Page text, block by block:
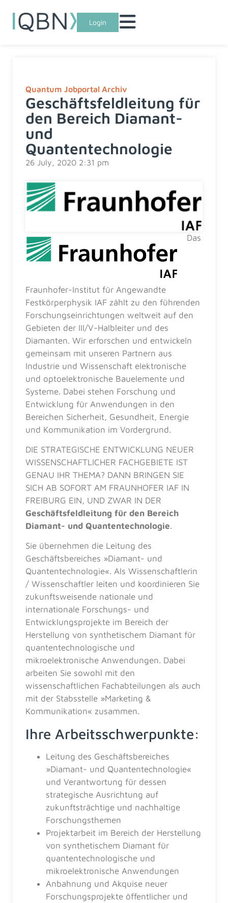
Login
Quantum Jobportal Archiv
Geschäftsfeldleitung für
den Bereich Diamant-
und
Quantentechnologie
26 July, 2020 2:31 pm
Das
Fraunhofer-Institut für Angewandte
Festkörperphysik IAF zählt zu den führenden
Forschungseinrichtungen weltweit auf den
Gebieten der III/V-Halbleiter und des
Diamanten. Wir erforschen und entwickeln
gemeinsam mit unseren Partnern aus
Industrie und Wissenschaft elektronische
und optoelektronische Bauelemente und
Systeme. Dabei stehen Forschung und
Entwicklung für Anwendungen in den
Bereichen Sicherheit, Gesundheit, Energie
und Kommunikation im Vordergrund.
DIE STRATEGISCHE ENTWICKLUNG NEUER
WISSENSCHAFTLICHER FACHGEBIETE IST
GENAU IHR THEMA? DANN BRINGEN SIE
SICH AB SOFORT AM FRAUNHOFER IAF IN
FREIBURG EIN, UND ZWAR IN DER
Geschäftsfeldleitung für den Bereich
Diamant- und Quantentechnologie.
Sie übernehmen die Leitung des
Geschäftsbereiches »Diamant- und
Quantentechnologie«. Als Wissenschaftlerin
/ Wissenschaftler leiten und koordinieren Sie
zukunftsweisende nationale und
internationale Forschungs- und
Entwicklungsprojekte im Bereich der
Herstellung von synthetischem Diamant für
quantentechnologische und
mikroelektronische Anwendungen. Dabei
arbeiten Sie sowohl mit den
wissenschaftlichen Fachabteilungen als auch
mit der Stabsstelle »Marketing &
Kommunikation« zusammen.
Ihre Arbeitsschwerpunkte:
Leitung des Geschäftsbereiches
»Diamant- und Quantentechnologie«
und Verantwortung für dessen
strategische Ausrichtung auf
zukunftsträchtige und nachhaltige
Forschungsthemen
Projektarbeit im Bereich der Herstellung
von synthetischem Diamant für
quantentechnologische und
mikroelektronische Anwendungen
Anbahnung und Akquise neuer
Forschungsprojekte öffentlicher und